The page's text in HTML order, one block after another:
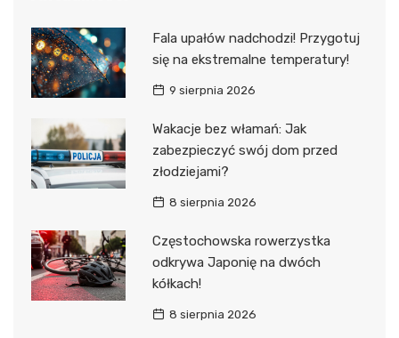
Fala upałów nadchodzi! Przygotuj
się na ekstremalne temperatury!
9 sierpnia 2026
Wakacje bez włamań: Jak
zabezpieczyć swój dom przed
złodziejami?
8 sierpnia 2026
Częstochowska rowerzystka
odkrywa Japonię na dwóch
kółkach!
8 sierpnia 2026